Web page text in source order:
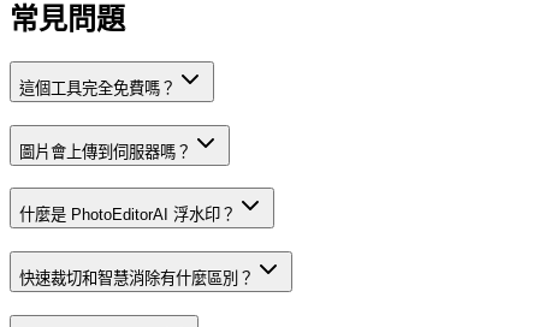
常見問題
這個工具完全免費嗎？
圖片會上傳到伺服器嗎？
什麼是 PhotoEditorAI 浮水印？
快速裁切和智慧消除有什麼區別？